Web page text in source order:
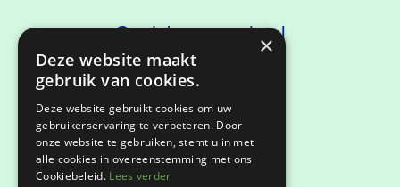
Ontdek onze school
Kennismaken
Privacyverklaring
×
Deze website maakt
gebruik van cookies.
Deze website gebruikt cookies om uw
gebruikerservaring te verbeteren. Door
onze website te gebruiken, stemt u in met
alle cookies in overeenstemming met ons
Cookiebeleid. Lees verder